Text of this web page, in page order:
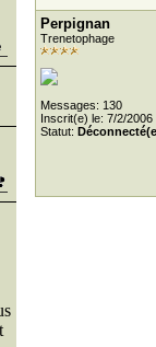
Perpignan
Trenetophage
Messages: 130
Inscrit(e) le: 7/2/2006
Statut: